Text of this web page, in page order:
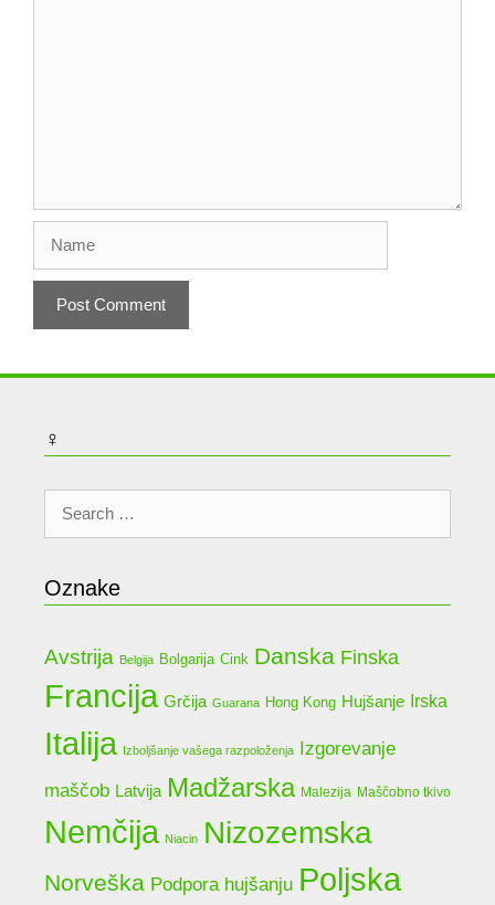
♀
Search
Oznake
Avstrija Belgija Bolgarija Cink Danska Finska
Francija Grčija Guarana Hong Kong Hujšanje Irska
Italija Izboljšanje vašega razpoloženja Izgorevanje
maščob Latvija Madžarska Malezija Maščobno tkivo
Nemčija Niacin Nizozemska
Norveška Podpora hujšanju Poljska